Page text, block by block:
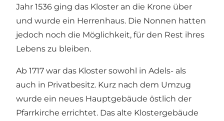
Jahr 1536 ging das Kloster an die Krone über
und wurde ein Herrenhaus. Die Nonnen hatten
jedoch noch die Möglichkeit, für den Rest ihres
Lebens zu bleiben.
Ab 1717 war das Kloster sowohl in Adels- als
auch in Privatbesitz. Kurz nach dem Umzug
wurde ein neues Hauptgebäude östlich der
Pfarrkirche errichtet. Das alte Klostergebäude